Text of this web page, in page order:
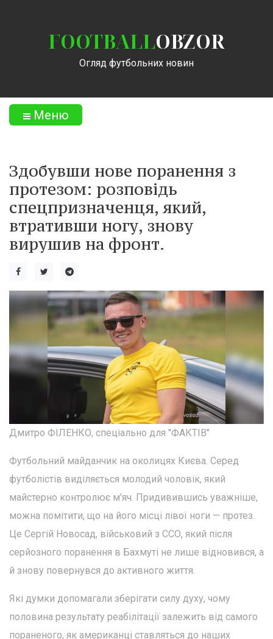
FOOTBALLOBZOR
Огляд футбольних новин
Меню
Здобувши нове поранення з
протезом: розповідь
спецпризначенця, який,
втративши ногу, знову
вирушив на фронт.
Дмитро ФІЛЕНКО, спеціально для "ФАКТІВ"
Футбольний майданчик на околицях Києва. Серед
футболістів виділяється молодий чоловік, який
майстерно контролює м'яч. Придивившись уважніше,
можна помітити, що на його місці лівої ноги — протез.
Це Сергій Новосад, військовий з ССО, який після
серйозного поранення в Бахмуті не лише відновився, а
й знову повернувся до активного життя.
Які думки допомагали зберігати силу духу, чому
половина результату реабілітації залежить від самого
пораненого, як американці ставляться до наших